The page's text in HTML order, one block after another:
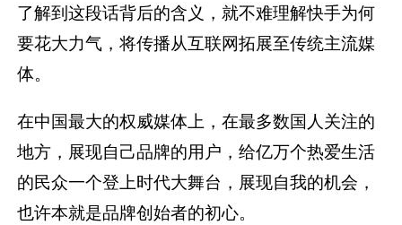
了解到这段话背后的含义，就不难理解快手为何
要花大力气，将传播从互联网拓展至传统主流媒
体。
在中国最大的权威媒体上，在最多数国人关注的
地方，展现自己品牌的用户，给亿万个热爱生活
的民众一个登上时代大舞台，展现自我的机会，
也许本就是品牌创始者的初心。